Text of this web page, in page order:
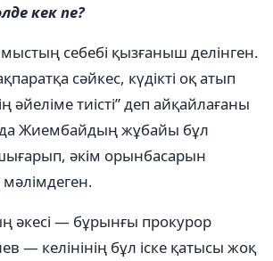
кек пе?
себебі қызғаныш делінген.
сәйкес, күдікті оқ атып
әйеліме тиісті” деп айқайлағаны
Жиембайдың жұбайы бұл
әкім орынбасарын
әкесі — бұрынғы прокурор
— келінінің бұл іске қатысы жоқ